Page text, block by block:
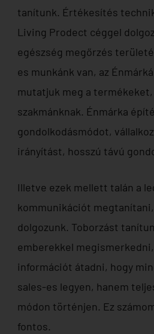
tanítunk. Értékesítés
Living Prodect céggel
egészség megőrzés
es munkánk van, az
mutatjuk meg a termékeket,
szakmánknak. Énmárka
gondolkodásmódot,
irányítást, hosszú távú
Illetve ezek mellett talán a
kommunikációt
dolgozunk. Toborzást
emberekkel
információt átadni, hogy
sales-es legyen, hanem
módon történjen. Ez
fontos.